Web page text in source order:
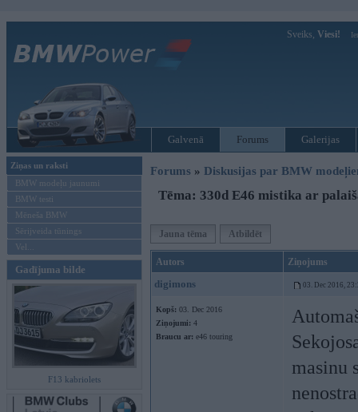
Sveiks, Viesi!
Galvenā Forums Galerijas
Ziņas un raksti
BMW modeļu jaunumi
BMW testi
Mēneša BMW
Sērijveida tūnings
Vel...
Gadījuma bilde
F13 kabriolets
Forums » Diskusijas par BMW
Tēma: 330d E46 mistika ar
Jauna tēma Atbildēt
Autors Ziņojums
digimons 03. Dec 2016,
Kopš: 03. Dec 2016
Ziņojumi: 4
Braucu ar: e46 touring
masinu